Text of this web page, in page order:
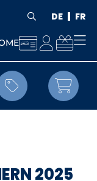
 DE FR
 
 
2025